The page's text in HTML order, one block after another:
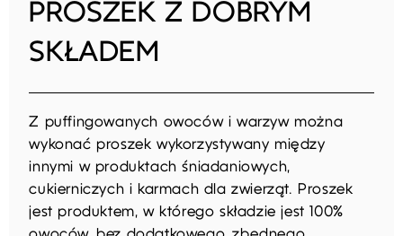
PROSZEK Z DOBRYM
SKŁADEM
Z puffingowanych owoców i warzyw można
wykonać proszek wykorzystywany między
innymi w produktach śniadaniowych,
cukierniczych i karmach dla zwierząt. Proszek
jest produktem, w którego składzie jest 100%